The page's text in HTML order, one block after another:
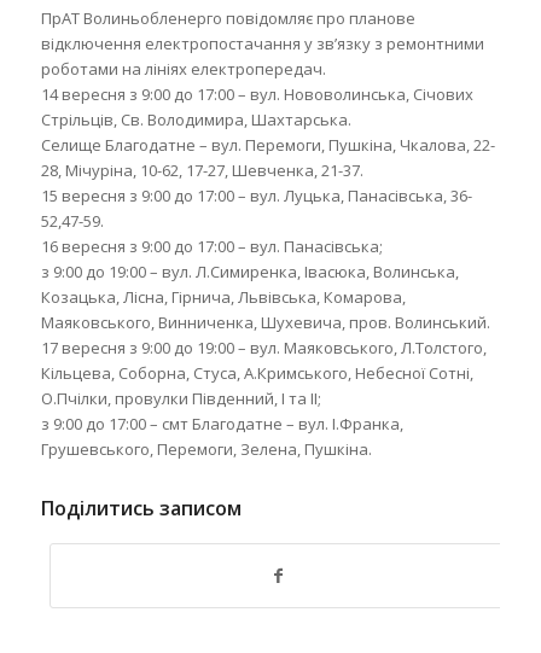
ПрАТ Волиньобленерго повідомляє про планове
відключення електропостачання у зв’язку з ремонтними
роботами на лініях електропередач.
14 вересня з 9:00 до 17:00 – вул. Нововолинська, Січових
Стрільців, Св. Володимира, Шахтарська.
Селище Благодатне – вул. Перемоги, Пушкіна, Чкалова, 22-
28, Мічуріна, 10-62, 17-27, Шевченка, 21-37.
15 вересня з 9:00 до 17:00 – вул. Луцька, Панасівська, 36-
52,47-59.
16 вересня з 9:00 до 17:00 – вул. Панасівська;
з 9:00 до 19:00 – вул. Л.Симиренка, Івасюка, Волинська,
Козацька, Лісна, Гірнича, Львівська, Комарова,
Маяковського, Винниченка, Шухевича, пров. Волинський.
17 вересня з 9:00 до 19:00 – вул. Маяковського, Л.Толстого,
Кільцева, Соборна, Стуса, А.Кримського, Небесної Сотні,
О.Пчілки, провулки Південний, I та II;
з 9:00 до 17:00 – смт Благодатне – вул. І.Франка,
Грушевського, Перемоги, Зелена, Пушкіна.
Поділитись записом